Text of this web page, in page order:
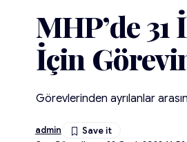
MHP’de
İçin
Görevlerinden ayrılanlar
admin